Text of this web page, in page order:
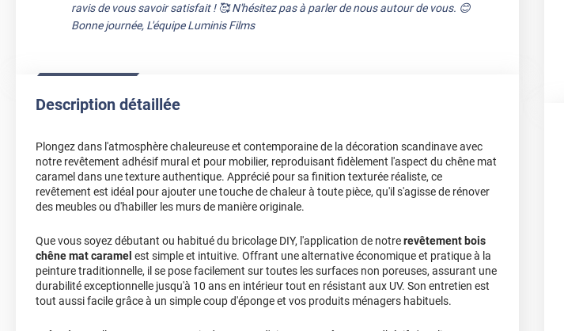
ravis de vous savoir satisfait ! 🥰 N'hésitez pas à parler de nous autour de vous. 😊
Bonne journée, L'équipe Luminis Films
Description détaillée
Plongez dans l'atmosphère chaleureuse et contemporaine de la décoration scandinave avec
notre revêtement adhésif mural et pour mobilier, reproduisant fidèlement l'aspect du chêne mat
caramel dans une texture authentique. Apprécié pour sa finition texturée réaliste, ce
revêtement est idéal pour ajouter une touche de chaleur à toute pièce, qu'il s'agisse de rénover
des meubles ou d'habiller les murs de manière originale.
Que vous soyez débutant ou habitué du bricolage DIY, l'application de notrerevêtement bois
chêne mat caramel est simple et intuitive. Offrant une alternative économique et pratique à la
peinture traditionnelle, il se pose facilement sur toutes les surfaces non poreuses, assurant une
durabilité exceptionnelle jusqu'à 10 ans en intérieur tout en résistant aux UV. Son entretien est
tout aussi facile grâce à un simple coup d'éponge et vos produits ménagers habituels.